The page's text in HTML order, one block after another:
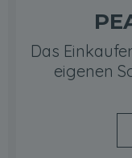
Das
eigenen